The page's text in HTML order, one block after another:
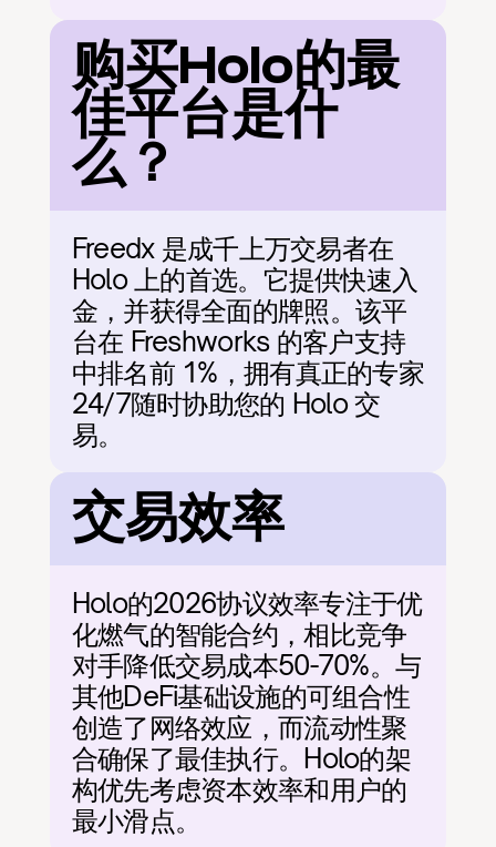
购买Holo的最
佳平台是什
么？
Freedx 是成千上万交易者在
Holo 上的首选。它提供快速入
金，并获得全面的牌照。该平
台在 Freshworks 的客户支持
中排名前 1%，拥有真正的专家
24/7随时协助您的 Holo 交
易。
交易效率
Holo的2026协议效率专注于优
化燃气的智能合约，相比竞争
对手降低交易成本50-70%。与
其他DeFi基础设施的可组合性
创造了网络效应，而流动性聚
合确保了最佳执行。Holo的架
构优先考虑资本效率和用户的
最小滑点。